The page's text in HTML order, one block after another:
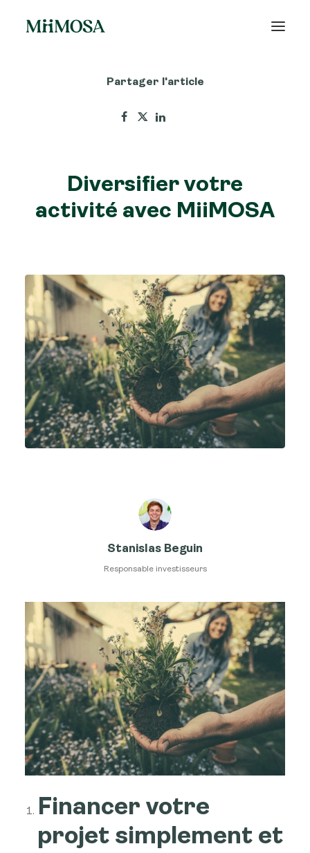
Découvrir MiiMOSA
Partager l'article
Diversifier votre
activité avec MiiMOSA
Stanislas Beguin
Responsable investisseurs
Financer votre
projet simplement et